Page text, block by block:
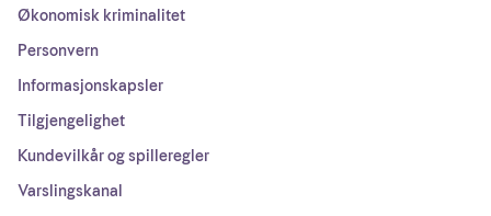
Økonomisk kriminalitet
Personvern
Informasjonskapsler
Tilgjengelighet
Kundevilkår og spilleregler
Varslingskanal